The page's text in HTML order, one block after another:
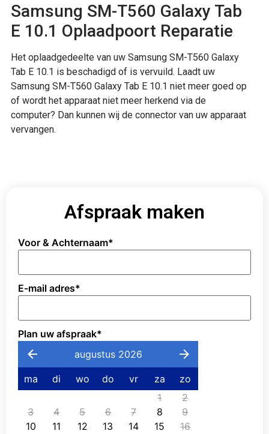
Samsung SM-T560 Galaxy Tab
E 10.1 Oplaadpoort Reparatie
Het oplaadgedeelte van uw Samsung SM-T560 Galaxy
Tab E 10.1 is beschadigd of is vervuild. Laadt uw
Samsung SM-T560 Galaxy Tab E 10.1 niet meer goed op
of wordt het apparaat niet meer herkend via de
computer? Dan kunnen wij de connector van uw apparaat
vervangen.
Afspraak maken
Voor & Achternaam*
E-mail adres*
Plan uw afspraak*
augustus 2026
ma di wo do vr za
zo
1
2
3
4 5 6 7 8
9
10
11 12 13 14 15
16